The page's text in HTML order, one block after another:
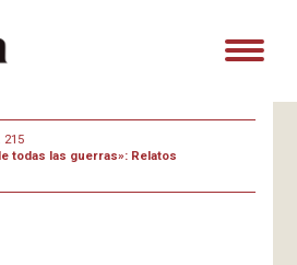
215
todas las guerras»: Relatos